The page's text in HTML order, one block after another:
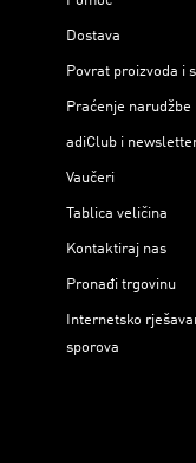
Dostava
Povrat proizvoda i
Praćenje narudžbe
adiClub i
Vaučeri
Tablica veličina
Kontaktiraj nas
Pronađi trgovinu
Internetsko
sporova